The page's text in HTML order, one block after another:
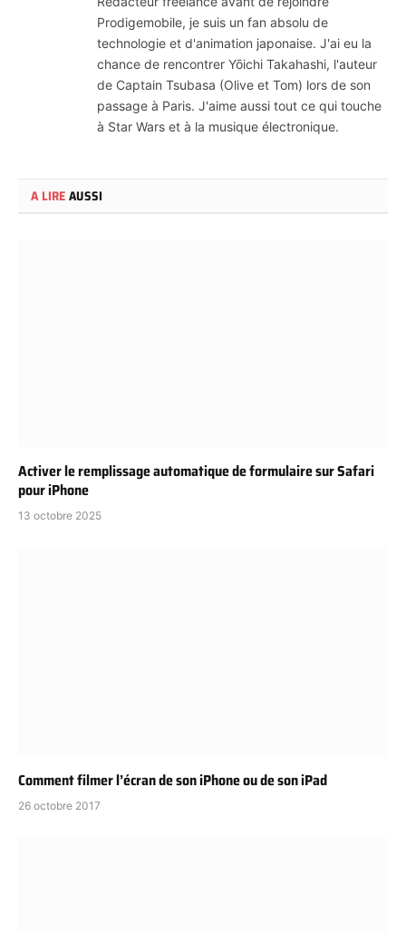
Prodigemobile, je suis un fan absolu de
technologie et d'animation japonaise. J'ai eu la
chance de rencontrer Yōichi Takahashi, l'auteur
de Captain Tsubasa (Olive et Tom) lors de son
passage à Paris. J'aime aussi tout ce qui touche
à Star Wars et à la musique électronique.
A LIREAUSSI
Activer le remplissage automatique de formulaire sur Safari
pour iPhone
13 octobre 2025
Comment filmer l’écran de son iPhone ou de son iPad
26 octobre 2017